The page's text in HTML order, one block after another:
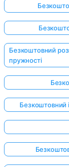
Безкоштовний
пружності
Безкоштовний